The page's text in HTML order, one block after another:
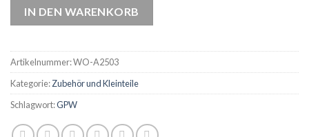
IN DEN WARENKORB
Artikelnummer:WO-A2503
Kategorie:Zubehör und Kleinteile
Schlagwort:GPW